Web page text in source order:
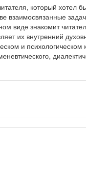
который хотел
взаимосвязанные
виде знакомит
их внутренний
и